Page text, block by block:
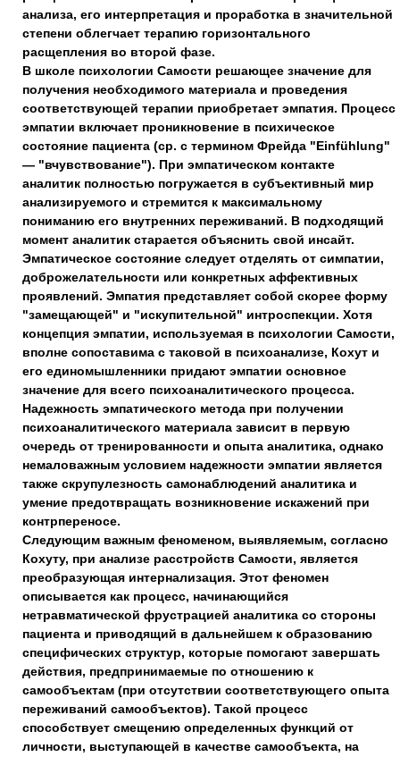
анализа, его интерпретация и проработка в значительной
степени облегчает терапию горизонтального
расщепления во второй фазе.
В школе психологии Самости решающее значение для
получения необходимого материала и проведения
соответствующей терапии приобретает эмпатия. Процесс
эмпатии включает проникновение в психическое
состояние пациента (ср. с термином Фрейда "Einfühlung"
— "вчувствование"). При эмпатическом контакте
аналитик полностью погружается в субъективный мир
анализируемого и стремится к максимальному
пониманию его внутренних переживаний. В подходящий
момент аналитик старается объяснить свой инсайт.
Эмпатическое состояние следует отделять от симпатии,
доброжелательности или конкретных аффективных
проявлений. Эмпатия представляет собой скорее форму
"замещающей" и "искупительной" интроспекции. Хотя
концепция эмпатии, используемая в психологии Самости,
вполне сопоставима с таковой в психоанализе, Кохут и
его единомышленники придают эмпатии основное
значение для всего психоаналитического процесса.
Надежность эмпатического метода при получении
психоаналитического материала зависит в первую
очередь от тренированности и опыта аналитика, однако
немаловажным условием надежности эмпатии является
также скрупулезность самонаблюдений аналитика и
умение предотвращать возникновение искажений при
контрпереносе.
Следующим важным феноменом, выявляемым, согласно
Кохуту, при анализе расстройств Самости, является
преобразующая интернализация. Этот феномен
описывается как процесс, начинающийся
нетравматической фрустрацией аналитика со стороны
пациента и приводящий в дальнейшем к образованию
специфических структур, которые помогают завершать
действия, предпринимаемые по отношению к
самообъектам (при отсутствии соответствующего опыта
переживаний самообъектов). Такой процесс
способствует смещению определенных функций от
личности, выступающей в качестве самообъекта, на